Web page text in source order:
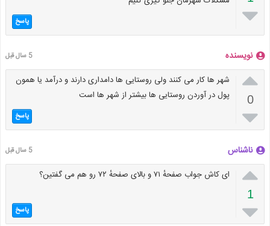
 پاسخ
نویسنده 5 سال قبل

0

شهر ها کار می کنند ولی روستایی ها دامداری دارند و درآمد یا همون
پول در آوردن روستایی ها بیشتر از شهر ها است
پاسخ
ناشناس 5 سال قبل

1

ای کاش جواب صفحهٔ ۷۱ و بالای صفحهٔ ۷۲ رو هم می گفتین؟
پاسخ